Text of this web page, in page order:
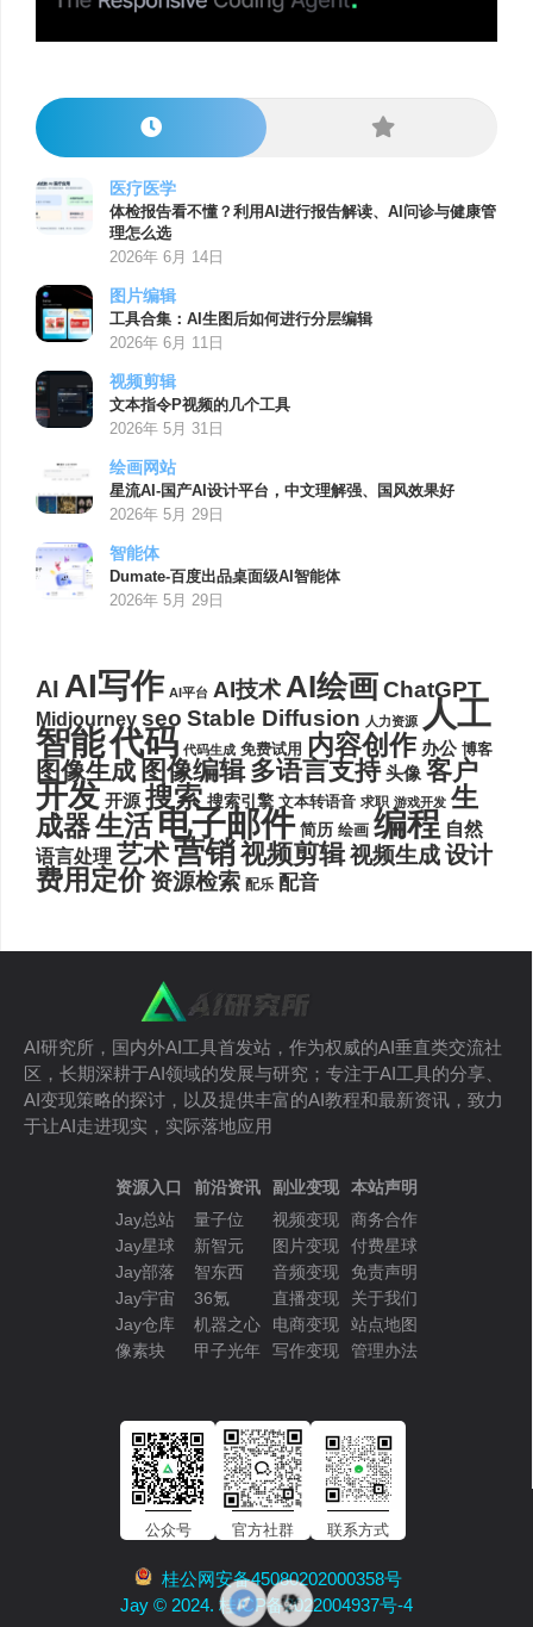
医疗医学
体检报告看不懂？利用AI进行报告解读、AI问诊与健康管
理怎么选
2026年 6月 14日
图片编辑
工具合集：AI生图后如何进行分层编辑
2026年 6月 11日
视频剪辑
文本指令P视频的几个工具
2026年 5月 31日
绘画网站
星流AI-国产AI设计平台，中文理解强、国风效果好
2026年 5月 29日
智能体
Dumate-百度出品桌面级AI智能体
2026年 5月 29日
AI AI写作 AI平台 AI技术AI绘画ChatGPT
Midjourney seo Stable Diffusion 人力资源 人工
智能代码 代码生成 免费试用 内容创作 办公 博客
图像生成 图像编辑 多语言支持 头像 客户
开发 开源 搜索 搜索引擎 文本转语音 求职 游戏开发 生
成器生活电子邮件 简历 绘画 编程 自然
语言处理 艺术营销视频剪辑视频生成设计
费用定价 资源检索 配乐 配音
AI研究所，国内外AI工具首发站，作为权威的AI垂直类交流社
区，长期深耕于AI领域的发展与研究；专注于AI工具的分享、
AI变现策略的探讨，以及提供丰富的AI教程和最新资讯，致力
于让AI走进现实，实际落地应用
资源入口
Jay总站
Jay星球
Jay部落
Jay宇宙
Jay仓库
像素块
前沿资讯
量子位
新智元
智东西
36氪
机器之心
甲子光年
副业变现
视频变现
图片变现
音频变现
直播变现
电商变现
写作变现
本站声明
商务合作
付费星球
免责声明
关于我们
站点地图
管理办法
公众号 官方社群 联系方式
桂公网安备45080202000358号
Jay © 2024. 桂ICP备2022004937号-4